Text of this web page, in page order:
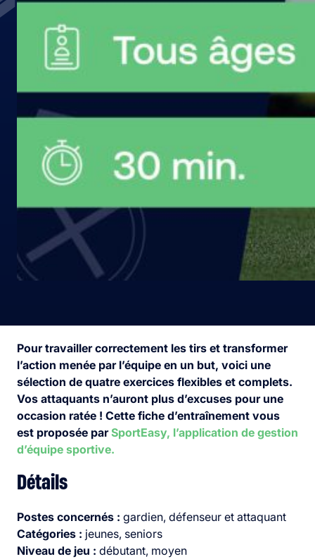
Pour travailler correctement les tirs et transformer
l’action menée par l’équipe en un but, voici une
sélection de quatre exercices flexibles et complets.
Vos attaquants n’auront plus d’excuses pour une
occasion ratée ! Cette fiche d’entraînement vous
est proposée parSportEasy, l’application de gestion
d’équipe sportive.
Détails
Postes concernés : gardien, défenseur et attaquant
Catégories : jeunes, seniors
Niveau de jeu : débutant, moyen